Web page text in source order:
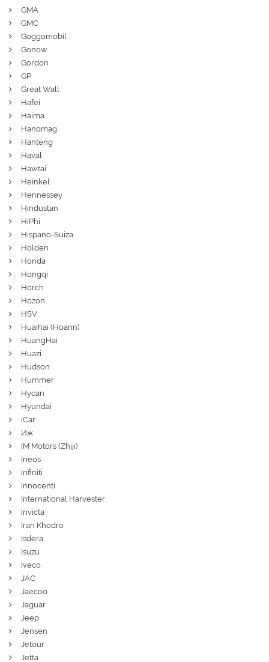
GMA
GMC
Goggomobil
Gonow
Gordon
GP
Great Wall
Hafei
Haima
Hanomag
Hanteng
Haval
Hawtai
Heinkel
Hennessey
Hindustan
HiPhi
Hispano-Suiza
Holden
Honda
Hongqi
Horch
Hozon
HSV
Huaihai (Hoann)
HuangHai
Huazi
Hudson
Hummer
Hycan
Hyundai
iCar
Иж
IM Motors (Zhiji)
Ineos
Infiniti
Innocenti
International Harvester
Invicta
Iran Khodro
Isdera
Isuzu
Iveco
JAC
Jaecoo
Jaguar
Jeep
Jensen
Jetour
Jetta